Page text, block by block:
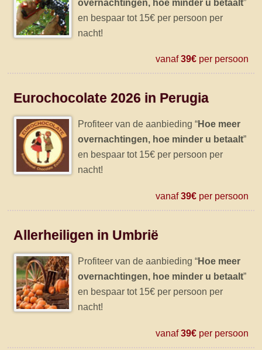
overnachtingen, hoe minder u betaalt”
en bespaar tot 15€ per persoon per
nacht!
vanaf39€per persoon
Eurochocolate 2026 in Perugia
Profiteer van de aanbieding “Hoe meer
overnachtingen, hoe minder u betaalt”
en bespaar tot 15€ per persoon per
nacht!
vanaf39€per persoon
Allerheiligen in Umbrië
Profiteer van de aanbieding “Hoe meer
overnachtingen, hoe minder u betaalt”
en bespaar tot 15€ per persoon per
nacht!
vanaf39€per persoon